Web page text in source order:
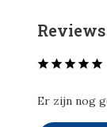
Reviews
Er zijn nog